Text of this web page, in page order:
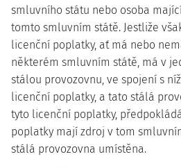
smluvního státu nebo osoba
tomto smluvním státě. Jestliže
licenční poplatky, ať má nebo
některém smluvním státě, má v
stálou provozovnu, ve spojení s
licenční poplatky, a tato stálá
tyto licenční poplatky,
poplatky mají zdroj v tom
stálá provozovna umístěna.